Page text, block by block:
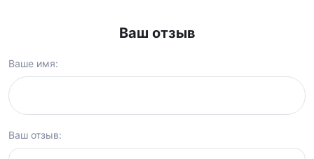
Ваш отзыв
Ваше имя:
Ваш отзыв: